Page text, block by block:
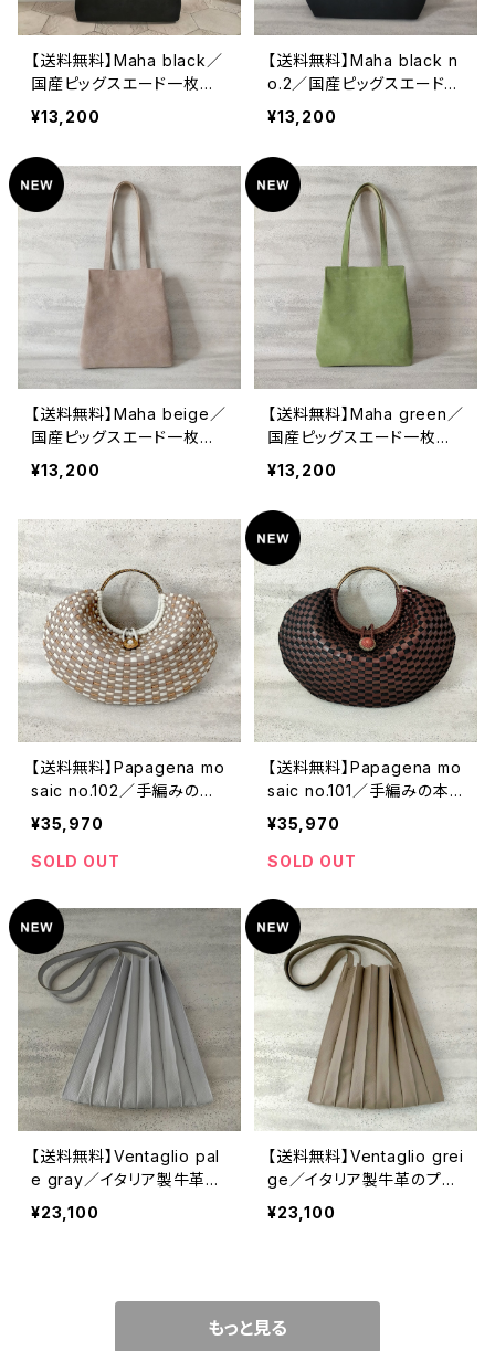
【送料無料】Maha black／
国産ピッグスエード一枚革
のトートバッグ
¥13,200
【送料無料】Maha black n
o.2／国産ピッグスエード一
枚革のトートバッグ
¥13,200
【送料無料】Maha beige／
国産ピッグスエード一枚革
のトートバッグ
¥13,200
【送料無料】Maha green／
国産ピッグスエード一枚革
のトートバッグ
¥13,200
【送料無料】Papagena mo
saic no.102／手編みの本
革ハンドバッグ
¥35,970
SOLD OUT
【送料無料】Papagena mo
saic no.101／手編みの本
革ハンドバッグ
¥35,970
SOLD OUT
【送料無料】Ventaglio pal
e gray／イタリア製牛革の
プリーツトート
¥23,100
【送料無料】Ventaglio grei
ge／イタリア製牛革のプリ
ーツトート
¥23,100
もっと見る